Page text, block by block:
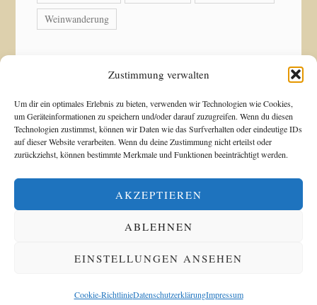
Zustimmung verwalten
Um dir ein optimales Erlebnis zu bieten, verwenden wir Technologien wie Cookies,
um Geräteinformationen zu speichern und/oder darauf zuzugreifen. Wenn du diesen
Technologien zustimmst, können wir Daten wie das Surfverhalten oder eindeutige IDs
auf dieser Website verarbeiten. Wenn du deine Zustimmung nicht erteilst oder
zurückziehst, können bestimmte Merkmale und Funktionen beeinträchtigt werden.
AKZEPTIEREN
ABLEHNEN
EINSTELLUNGEN ANSEHEN
Cookie-RichtlinieDatenschutzerklärungImpressum
Weinwanderung
© Copyright 2026 Weingut Acker-Holdenried. Alle
Rechte vorbehalten.
Alle Preise inkl. der gesetzlichen MwSt.